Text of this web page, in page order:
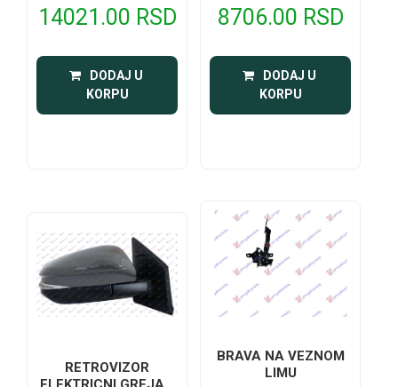
14021.00 RSD
DODAJ U
KORPU
8706.00 RSD
DODAJ U
KORPU
RETROVIZOR
BRAVA NA VEZNOM
LIMU